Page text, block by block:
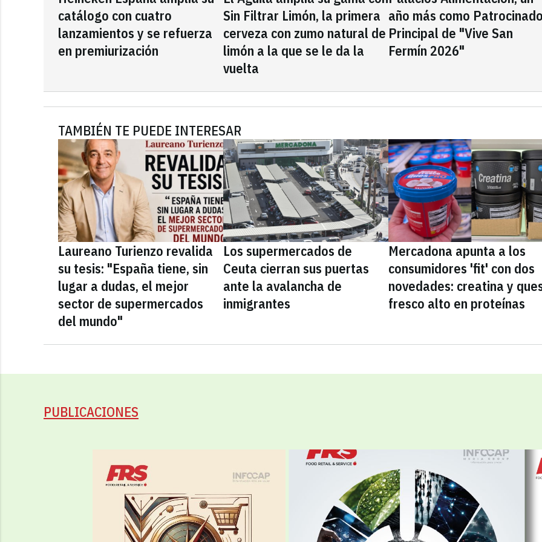
catálogo con cuatro
lanzamientos y se refuerza
en premiurización
Sin Filtrar Limón, la primera
cerveza con zumo natural de
limón a la que se le da la
vuelta
año más como
Principal de "Vive San
Fermín 2026"
TAMBIÉN TE PUEDE INTERESAR
Laureano Turienzo revalida
su tesis: "España tiene, sin
lugar a dudas, el mejor
sector de supermercados
del mundo"
Los supermercados de
Ceuta cierran sus puertas
ante la avalancha de
inmigrantes
Mercadona apunta a los
consumidores 'fit' con dos
novedades: creatina y
fresco alto en proteínas
PUBLICACIONES